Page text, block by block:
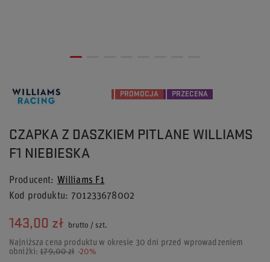
PROMOCJA PRZECENA
CZAPKA Z DASZKIEM PITLANE WILLIAMS
F1 NIEBIESKA
Producent
Williams F1
Kod produktu
701233678002
143,00 zł brutto / szt.
Najniższa cena produktu w okresie 30 dni przed wprowadzeniem
obniżki:179,00 zł -20%